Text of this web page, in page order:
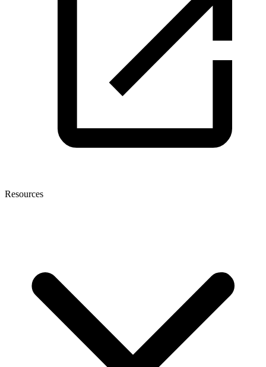
Resources